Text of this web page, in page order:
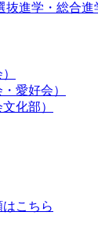
抜進学・総合進
愛好会）
化部）
こちら